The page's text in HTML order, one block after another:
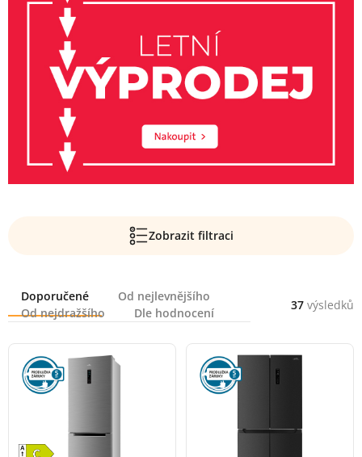
Zobrazit filtraci
Řazení
Doporučené
Od nejlevnějšího
Od nejdražšího
Dle hodnocení
37 výsledků